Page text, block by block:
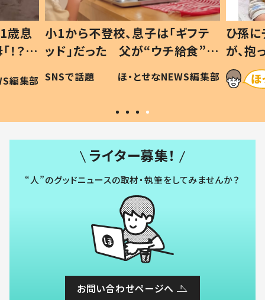
歳息
？」
編集部
小1から不登校、息子は「ギフテ
ッド」だった 父が“ウチ給食”を
作り続ける理由とは #令和の親
#令和の子
SNSで話題 ほ・とせなNEWS編集部
ひ孫
が、
「涙が
い」
ライター募集！
“人”のグッドニュースの取材・執筆をしてみませんか？
お問い合わせページへ